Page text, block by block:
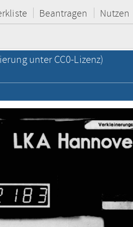
Beantragen Nutzen
unter CC0-Lizenz)